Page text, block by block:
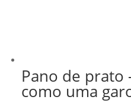
Pano de prato
como uma